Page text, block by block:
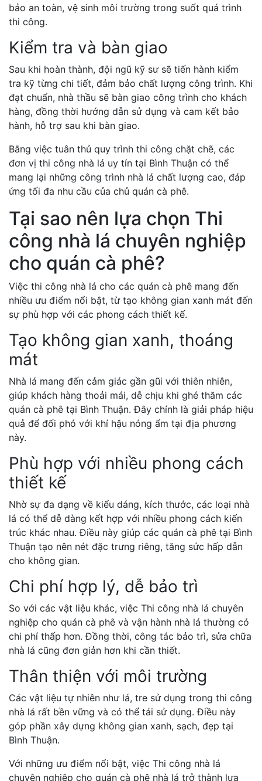
bảo an toàn, vệ sinh môi trường trong suốt quá trình
thi công.
Kiểm tra và bàn giao
Sau khi hoàn thành, đội ngũ kỹ sư sẽ tiến hành kiểm
tra kỹ từng chi tiết, đảm bảo chất lượng công trình. Khi
đạt chuẩn, nhà thầu sẽ bàn giao công trình cho khách
hàng, đồng thời hướng dẫn sử dụng và cam kết bảo
hành, hỗ trợ sau khi bàn giao.
Bằng việc tuân thủ quy trình thi công chặt chẽ, các
đơn vị thi công nhà lá uy tín tại Bình Thuận có thể
mang lại những công trình nhà lá chất lượng cao, đáp
ứng tối đa nhu cầu của chủ quán cà phê.
Tại sao nên lựa chọn Thi
công nhà lá chuyên nghiệp
cho quán cà phê?
Việc thi công nhà lá cho các quán cà phê mang đến
nhiều ưu điểm nổi bật, từ tạo không gian xanh mát đến
sự phù hợp với các phong cách thiết kế.
Tạo không gian xanh, thoáng
mát
Nhà lá mang đến cảm giác gần gũi với thiên nhiên,
giúp khách hàng thoải mái, dễ chịu khi ghé thăm các
quán cà phê tại Bình Thuận. Đây chính là giải pháp hiệu
quả để đối phó với khí hậu nóng ẩm tại địa phương
này.
Phù hợp với nhiều phong cách
thiết kế
Nhờ sự đa dạng về kiểu dáng, kích thước, các loại nhà
lá có thể dễ dàng kết hợp với nhiều phong cách kiến
trúc khác nhau. Điều này giúp các quán cà phê tại Bình
Thuận tạo nên nét đặc trưng riêng, tăng sức hấp dẫn
cho không gian.
Chi phí hợp lý, dễ bảo trì
So với các vật liệu khác, việc Thi công nhà lá chuyên
nghiệp cho quán cà phê và vận hành nhà lá thường có
chi phí thấp hơn. Đồng thời, công tác bảo trì, sửa chữa
nhà lá cũng đơn giản hơn khi cần thiết.
Thân thiện với môi trường
Các vật liệu tự nhiên như lá, tre sử dụng trong thi công
nhà lá rất bền vững và có thể tái sử dụng. Điều này
góp phần xây dựng không gian xanh, sạch, đẹp tại
Bình Thuận.
Với những ưu điểm nổi bật, việc Thi công nhà lá
chuyên nghiệp cho quán cà phê nhà lá trở thành lựa